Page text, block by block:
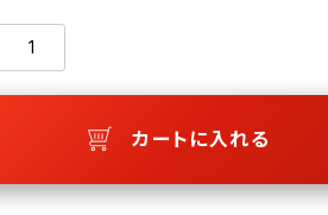
カートに入れる